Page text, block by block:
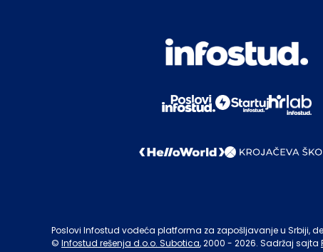
Poslovi Infostud vodeća platforma za zapošljavanje u Srbiji,
© Infostud rešenja d.o.o. Subotica, 2000 - 2026. Sadržaj sajta